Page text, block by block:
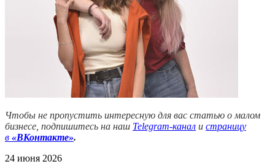
Чтобы не пропустить интересную для вас статью о малом
бизнесе, подпишитесь на наш Telegram-канал и страницу
в «ВКонтакте».
24 июня 2026